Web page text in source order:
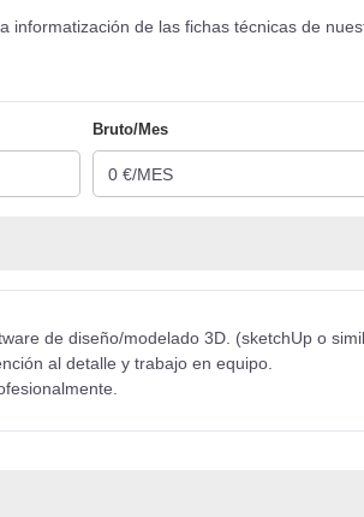
informatización de las fichas técnicas de
Bruto/Mes
de diseño/modelado 3D. (sketchUp o
al detalle y trabajo en equipo.